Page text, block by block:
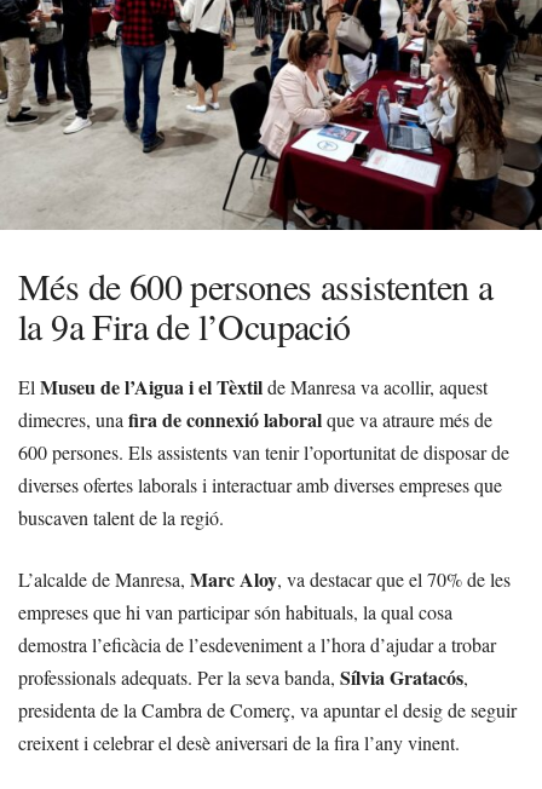
Més de 600 persones assistenten a
la 9a Fira de l’Ocupació
El Museu de l’Aigua i el Tèxtilde Manresa va acollir, aquest
dimecres, una fira de connexió laboralque va atraure més de
600 persones. Els assistents van tenir l’oportunitat de disposar de
diverses ofertes laborals i interactuar amb diverses empreses que
buscaven talent de la regió.
L’alcalde de Manresa, Marc Aloy, va destacar que el 70% de les
empreses que hi van participar són habituals, la qual cosa
demostra l’eficàcia de l’esdeveniment a l’hora d’ajudar a trobar
professionals adequats. Per la seva banda, Sílvia Gratacós,
presidenta de la Cambra de Comerç, va apuntar el desig de seguir
creixent i celebrar el desè aniversari de la fira l’any vinent.